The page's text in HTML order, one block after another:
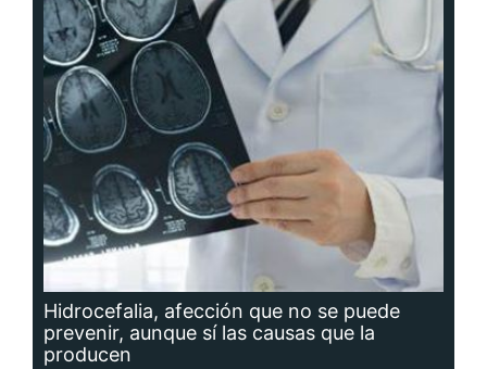
Hidrocefalia, afección que no se puede
prevenir, aunque sí las causas que la
producen